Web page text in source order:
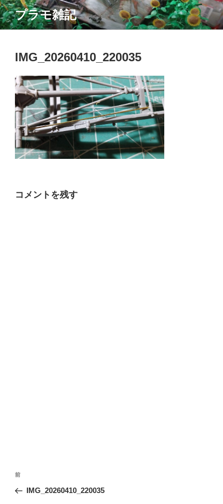
コ
ン
テ
プラモ雑記
IMG_20260410_220035
コメントを残す
投
ナ
前
の
前
IMG_20260410_220035